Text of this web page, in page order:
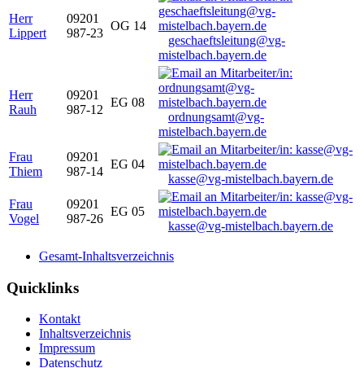
Herr
Lippert
09201
987-23
OG 14
geschaeftsleitung@vg-
mistelbach.bayern.de
Herr
Rauh
09201
987-12
EG 08
ordnungsamt@vg-
mistelbach.bayern.de
Frau
Thiem
09201
987-14
EG 04
kasse@vg-mistelbach.bayern.de
Frau
Vogel
09201
987-26
EG 05
kasse@vg-mistelbach.bayern.de
Gesamt-Inhaltsverzeichnis
Quicklinks
Kontakt
Inhaltsverzeichnis
Impressum
Datenschutz